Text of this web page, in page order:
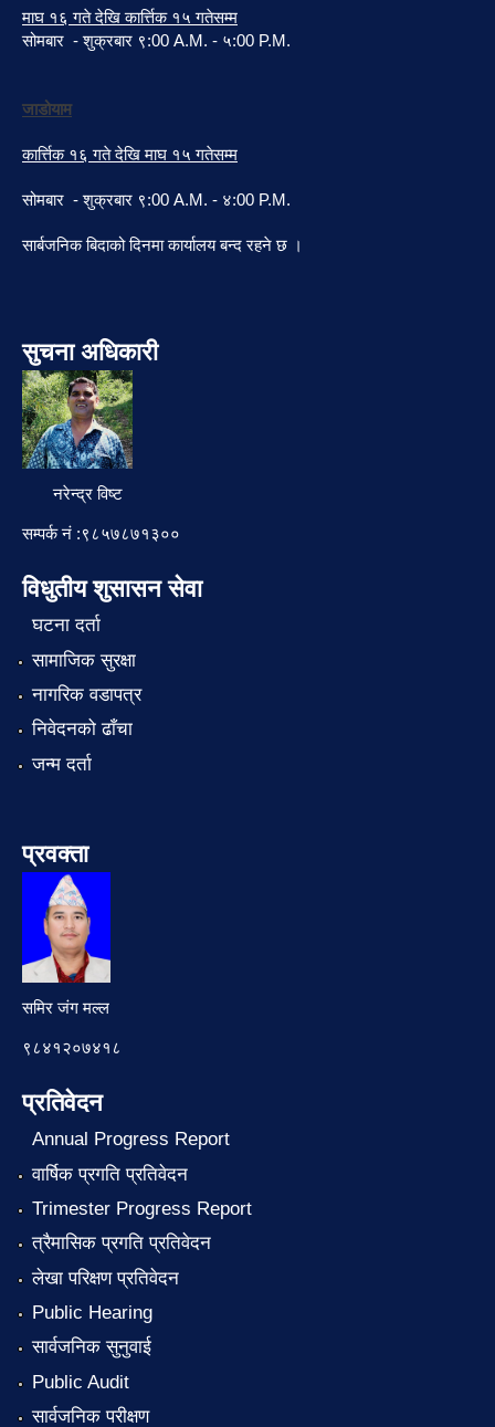
माघ १६ गते देखि कार्त्तिक १५ गतेसम्म
सोमबार - शुक्रबार ९:00 A.M. - ५:00 P.M.
जाडोयाम
कार्त्तिक १६ गते देखि माघ १५ गतेसम्म
सोमबार - शुक्रबार ९:00 A.M. - ४:00 P.M.
सार्बजनिक बिदाको दिनमा कार्यालय बन्द रहने छ ।
सुचना अधिकारी
नरेन्द्र विष्ट
सम्पर्क नं :९८५७८७१३००
विधुतीय शुसासन सेवा
घटना दर्ता
सामाजिक सुरक्षा
नागरिक वडापत्र
निवेदनको ढाँचा
जन्म दर्ता
प्रवक्ता
समिर जंग मल्ल
९८४१२०७४१८
प्रतिवेदन
Annual Progress Report
वार्षिक प्रगति प्रतिवेदन
Trimester Progress Report
त्रैमासिक प्रगति प्रतिवेदन
लेखा परिक्षण प्रतिवेदन
Public Hearing
सार्वजनिक सुनुवाई
Public Audit
सार्वजनिक परीक्षण